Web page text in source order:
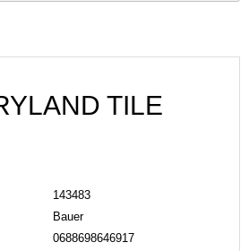
TILE
143483
Bauer
0688698646917